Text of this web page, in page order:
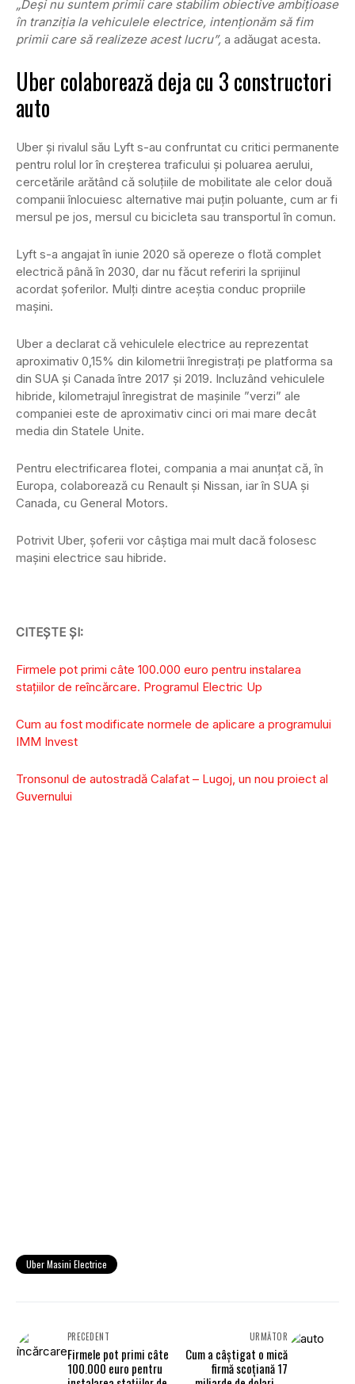
„Deși nu suntem primii care stabilim obiective ambițioase
în tranziția la vehiculele electrice, intenționăm să fim
primii care să realizeze acest lucru”, a adăugat acesta.
Uber colaborează deja cu 3 constructori
auto
Uber și rivalul său Lyft s-au confruntat cu critici permanente
pentru rolul lor în creșterea traficului și poluarea aerului,
cercetările arătând că soluțiile de mobilitate ale celor două
companii înlocuiesc alternative mai puțin poluante, cum ar fi
mersul pe jos, mersul cu bicicleta sau transportul în comun.
Lyft s-a angajat în iunie 2020 să opereze o flotă complet
electrică până în 2030, dar nu făcut referiri la sprijinul
acordat șoferilor. Mulți dintre aceștia conduc propriile
mașini.
Uber a declarat că vehiculele electrice au reprezentat
aproximativ 0,15% din kilometrii înregistrați pe platforma sa
din SUA și Canada între 2017 și 2019. Incluzând vehiculele
hibride, kilometrajul înregistrat de mașinile ”verzi” ale
companiei este de aproximativ cinci ori mai mare decât
media din Statele Unite.
Pentru electrificarea flotei, compania a mai anunțat că, în
Europa, colaborează cu Renault și Nissan, iar în SUA și
Canada, cu General Motors.
Potrivit Uber, șoferii vor câștiga mai mult dacă folosesc
mașini electrice sau hibride.
CITEȘTE ȘI:
Firmele pot primi câte 100.000 euro pentru instalarea
staţiilor de reîncărcare. Programul Electric Up
Cum au fost modificate normele de aplicare a programului
IMM Invest
Tronsonul de autostradă Calafat – Lugoj, un nou proiect al
Guvernului
Uber Masini Electrice
PRECEDENT
Firmele pot primi câte
100.000 euro pentru
URMĂTOR
Cum a câștigat o mică
firmă scoțiană 17